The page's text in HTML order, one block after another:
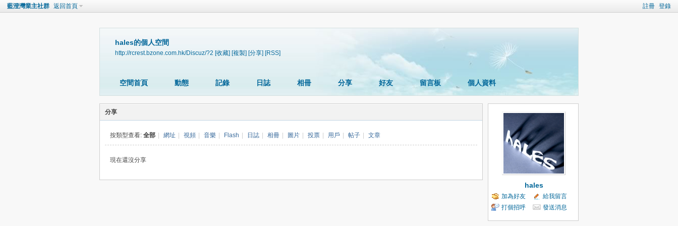
註冊 登錄
藍澄灣業主社群 返回首頁
hales的個人空間
http://rcrest.bzone.com.hk/Discuz/?2 [收藏] [複製] [分享] [RSS]
空間首頁 動態 記錄 日誌 相冊 分享 好友 留言板 個人資料
分享
按類型查看: 全部 網址 視頻 音樂 Flash 日誌 相冊 圖片 投票 用戶 帖子 文章
現在還沒分享
hales
加為好友
給我留言
打個招呼
發送消息